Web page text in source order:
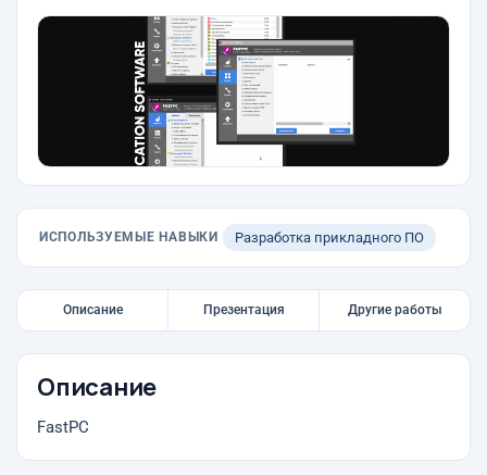
ИСПОЛЬЗУЕМЫЕ НАВЫКИ Разработка прикладного ПО
Описание Презентация Другие работы
Описание
FastPC